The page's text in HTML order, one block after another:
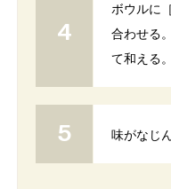
ボウルに
合わせる
て和える。
味がなじ